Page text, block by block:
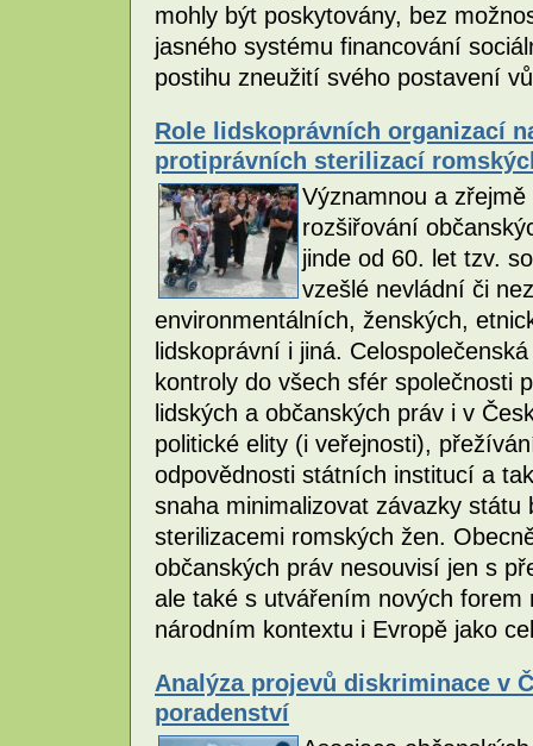
mohly být poskytovány, bez
jasného systému financování
postihu zneužití svého postavení
Role lidskoprávních organizací
protiprávních sterilizací
Významnou a
rozšiřování
jinde od 60. let tzv.
vzešlé nevládní či
environmentálních, ženských,
lidskoprávní i jiná.
kontroly do všech sfér společnosti
lidských a občanských práv i v
politické elity (i veřejnosti),
odpovědnosti státních institucí a
snaha minimalizovat závazky
sterilizacemi romských žen.
občanských práv nesouvisí jen s
ale také s utvářením nových
národním kontextu i Evropě jako
Analýza projevů diskriminace v
poradenství